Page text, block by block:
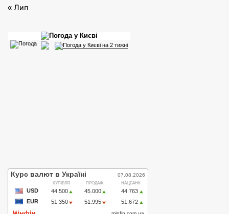
« Лип